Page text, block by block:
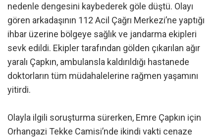
nedenle dengesini kaybederek göle düştü. Olayı
gören arkadaşının 112 Acil Çağrı Merkezi’ne yaptığı
ihbar üzerine bölgeye sağlık ve jandarma ekipleri
sevk edildi. Ekipler tarafından gölden çıkarılan ağır
yaralı Çapkın, ambulansla kaldırıldığı hastanede
doktorların tüm müdahalelerine rağmen yaşamını
yitirdi.
Olayla ilgili soruşturma sürerken, Emre Çapkın için
Orhangazi Tekke Camisi’nde ikindi vakti cenaze